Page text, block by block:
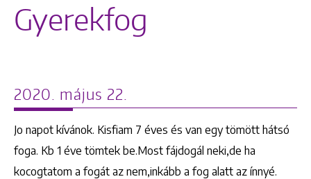
Gyerekfog
2020. május 22.
Jo napot kívánok. Kisfiam 7 éves és van egy tömött hátsó
foga. Kb 1 éve tömtek be.Most fájdogál neki,de ha
kocogtatom a fogát az nem,inkább a fog alatt az ínnyé.